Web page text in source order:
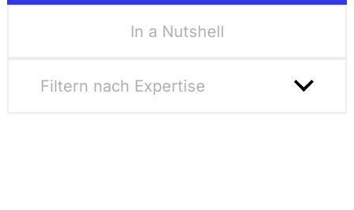
In a Nutshell
Filtern nach Expertise